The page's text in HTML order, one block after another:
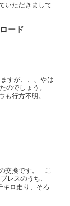
いただきまして８
ード
すが、、、やは
のでしょう。
も行方不明。 そ
交換です。 こ
レスのうち、
キロ走り、そろそ